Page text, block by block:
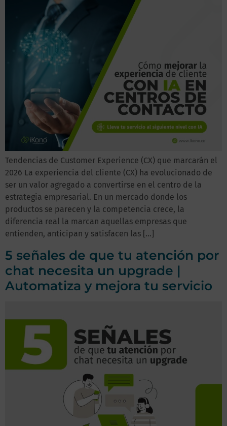
Tendencias de Customer Experience (CX) que marcarán el
2026 La experiencia del cliente (CX) ha evolucionado de
ser un valor agregado a convertirse en el centro de la
estrategia empresarial. En un mercado donde los
productos se parecen y la competencia crece, la
diferencia real la marcan aquellas empresas que
entienden, anticipan y satisfacen las […]
5 señales de que tu atención por
chat necesita un upgrade |
Automatiza y mejora tu servicio